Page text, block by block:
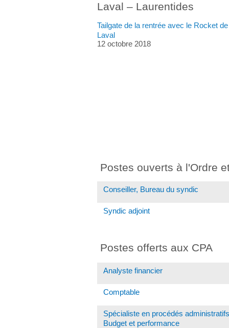
Laval – Laurentides
Tailgate de la rentrée avec le Rocket de
Laval
12 octobre 2018
Postes ouverts à l'Ordre
Conseiller, Bureau du syndic
Syndic adjoint
Postes offerts aux CPA
Analyste financier
Comptable
Spécialiste en procédés
Budget et performance